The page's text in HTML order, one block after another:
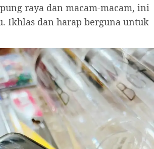
raya dan macam-macam, ini
Ikhlas dan harap berguna untuk